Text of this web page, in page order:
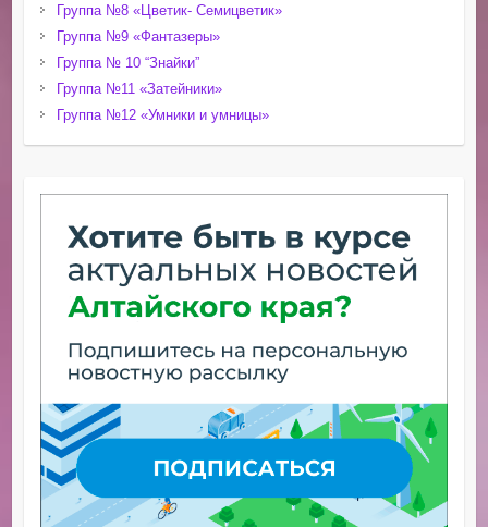
Группа №8 «Цветик- Семицветик»
Группа №9 «Фантазеры»
Группа № 10 “Знайки”
Группа №11 «Затейники»
Группа №12 «Умники и умницы»